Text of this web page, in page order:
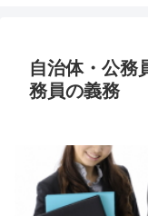
自治体・公
務員の義務